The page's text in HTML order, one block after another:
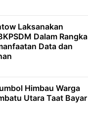
Laksanakan
Dalam Rangka
Data dan
Himbau Warga
Utara Taat Bayar